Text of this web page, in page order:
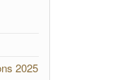
2025